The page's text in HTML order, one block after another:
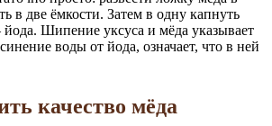
в две ёмкости. Затем в одну капнуть
йода. Шипение уксуса и мёда указывает
воды от йода, означает, что в ней
качество мёда